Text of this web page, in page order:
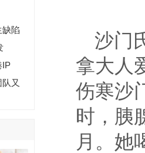
陷
IP
又
沙门
拿大人
伤寒沙
时，胰
月。她